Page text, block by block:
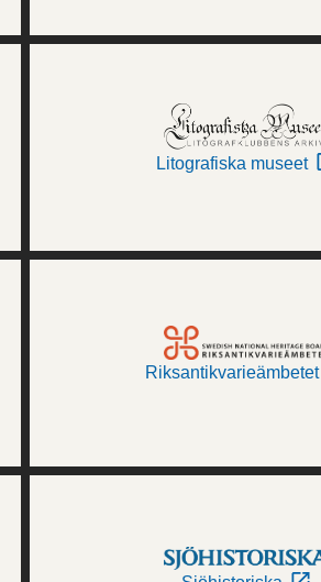
Litografiska museet
Riksantikvarieämbetet